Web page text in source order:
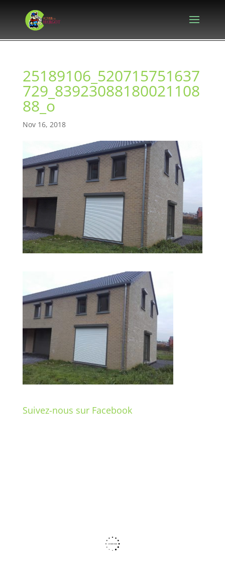
25189106_520715751637
729_83923088180021108
88_o
Nov 16, 2018
Suivez-nous sur Facebook